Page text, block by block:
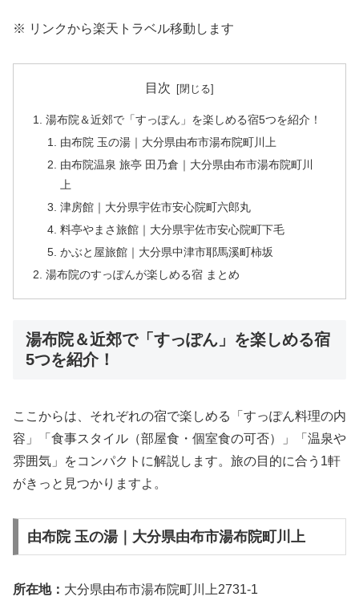
※ リンクから楽天トラベル移動します
目次
湯布院＆近郊で「すっぽん」を楽しめる宿5つを紹介！
由布院 玉の湯｜大分県由布市湯布院町川上
由布院温泉 旅亭 田乃倉｜大分県由布市湯布院町川
上
津房館｜大分県宇佐市安心院町六郎丸
料亭やまさ旅館｜大分県宇佐市安心院町下毛
かぶと屋旅館｜大分県中津市耶馬溪町柿坂
湯布院のすっぽんが楽しめる宿 まとめ
湯布院＆近郊で「すっぽん」を楽しめる宿
5つを紹介！
ここからは、それぞれの宿で楽しめる「すっぽん料理の内
容」「食事スタイル（部屋食・個室食の可否）」「温泉や
雰囲気」をコンパクトに解説します。旅の目的に合う1軒
がきっと見つかりますよ。
由布院 玉の湯｜大分県由布市湯布院町川上
所在地： 大分県由布市湯布院町川上2731-1